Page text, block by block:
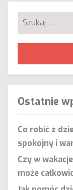
Szukaj:
Ostatnie
Co robić z
spokojny i
Czy w
może